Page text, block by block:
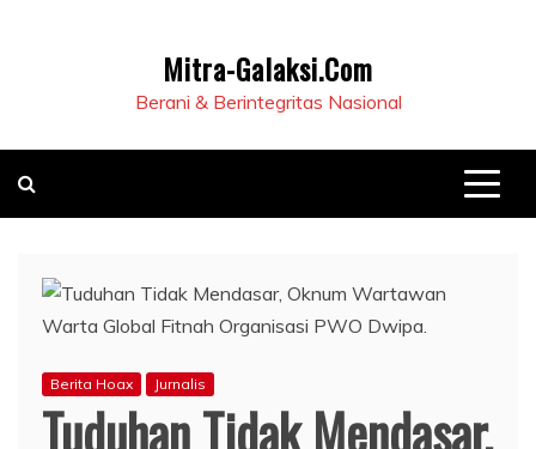
Mitra-Galaksi.Com
Berani & Berintegritas Nasional
Berita Hoax Jurnalis
Tuduhan Tidak Mendasar,